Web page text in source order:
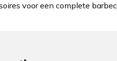
voor een complete